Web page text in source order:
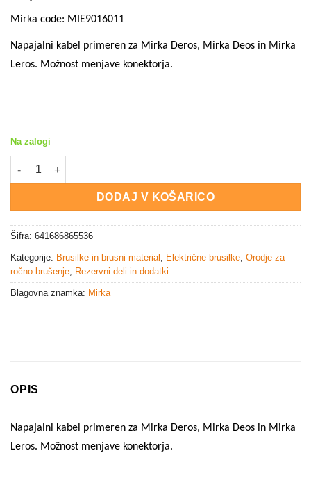
Mirka code: MIE9016011
Napajalni kabel primeren za Mirka Deros, Mirka Deos in Mirka
Leros. Možnost menjave konektorja.
Na zalogi
MIRKA kabel z zamenljivim konektorjem 4,3m CE 230V EU
DODAJ V KOŠARICO
Šifra: 641686865536
Kategorije: Brusilke in brusni material , Električne brusilke, Orodje za
ročno brušenje, Rezervni deli in dodatki
Blagovna znamka: Mirka
OPIS
Napajalni kabel primeren za Mirka Deros, Mirka Deos in Mirka
Leros. Možnost menjave konektorja.